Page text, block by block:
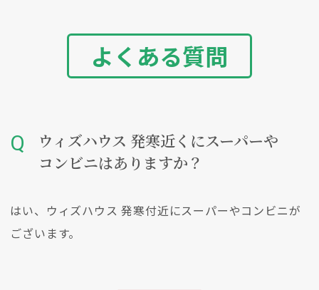
よくある質問
ウィズハウス 発寒近くにスーパーや
コンビニはありますか？
はい、ウィズハウス 発寒付近にスーパーやコンビニが
ございます。